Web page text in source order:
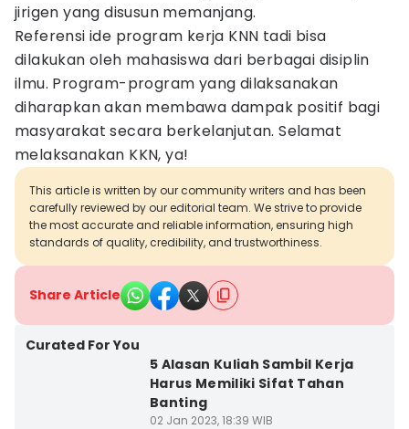
jirigen yang disusun memanjang.
Referensi ide program kerja KNN tadi bisa
dilakukan oleh mahasiswa dari berbagai disiplin
ilmu. Program-program yang dilaksanakan
diharapkan akan membawa dampak positif bagi
masyarakat secara berkelanjutan. Selamat
melaksanakan KKN, ya!
This article is written by our community writers and has been
carefully reviewed by our editorial team. We strive to provide
the most accurate and reliable information, ensuring high
standards of quality, credibility, and trustworthiness.
Share Article
Curated For You
5 Alasan Kuliah Sambil Kerja
Harus Memiliki Sifat Tahan
Banting
02 Jan 2023, 18:39 WIB